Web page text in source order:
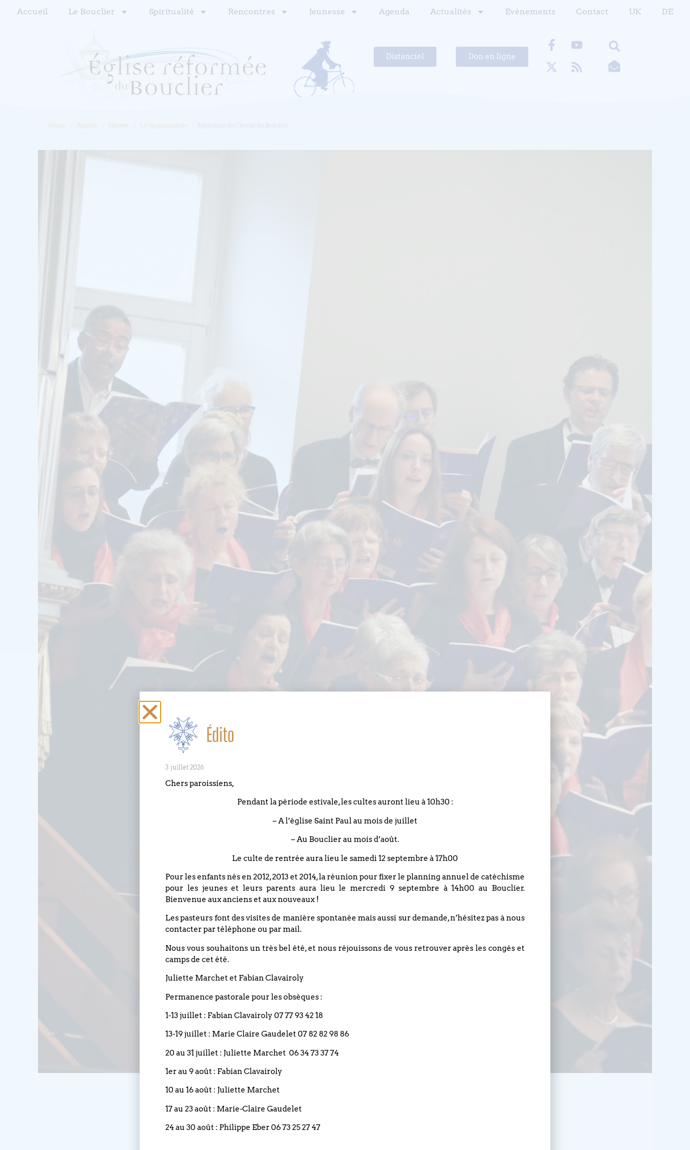
Accueil Le Bouclier Spiritualité Rencontres Jeunesse Agenda Actualités Evénements Contact UK DE
Distanciel Don en ligne
Home Agenda Choeur La vie paroissiale
DATE
Evénements éxpirés
Édito
3 juillet 2026
Chers paroissiens,
Pendant la période estivale, les cultes auront lieu à 10h30 :
– A l’église Saint Paul au mois de juillet
– Au Bouclier au mois d’août.
Le culte de rentrée aura lieu le samedi 12 septembre à 17h00
Pour les enfants nés en 2012, 2013 et 2014, la réunion pour fixer le planning annuel de catéchisme
pour les jeunes et leurs parents aura lieu le mercredi 9 septembre à 14h00 au Bouclier.
Bienvenue aux anciens et aux nouveaux !
Les pasteurs font des visites de manière spontanée mais aussi sur demande, n’hésitez pas à nous
contacter par téléphone ou par mail.
Nous vous souhaitons un très bel été, et nous réjouissons de vous retrouver après les congés et
camps de cet été.
Juliette Marchet et Fabian Clavairoly
Permanence pastorale pour les obsèques :
1-13 juillet : Fabian Clavairoly 07 77 93 42 18
13-19 juillet : Marie Claire Gaudelet 07 82 82 98 86
20 au 31 juillet : Juliette Marchet 06 34 73 37 74
1er au 9 août : Fabian Clavairoly
10 au 16 août : Juliette Marchet
17 au 23 août : Marie-Claire Gaudelet
24 au 30 août : Philippe Eber 06 73 25 27 47